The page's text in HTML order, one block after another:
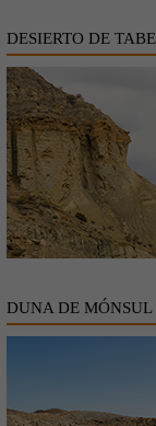
DESIERTO DE
DUNA DE MÓNSUL